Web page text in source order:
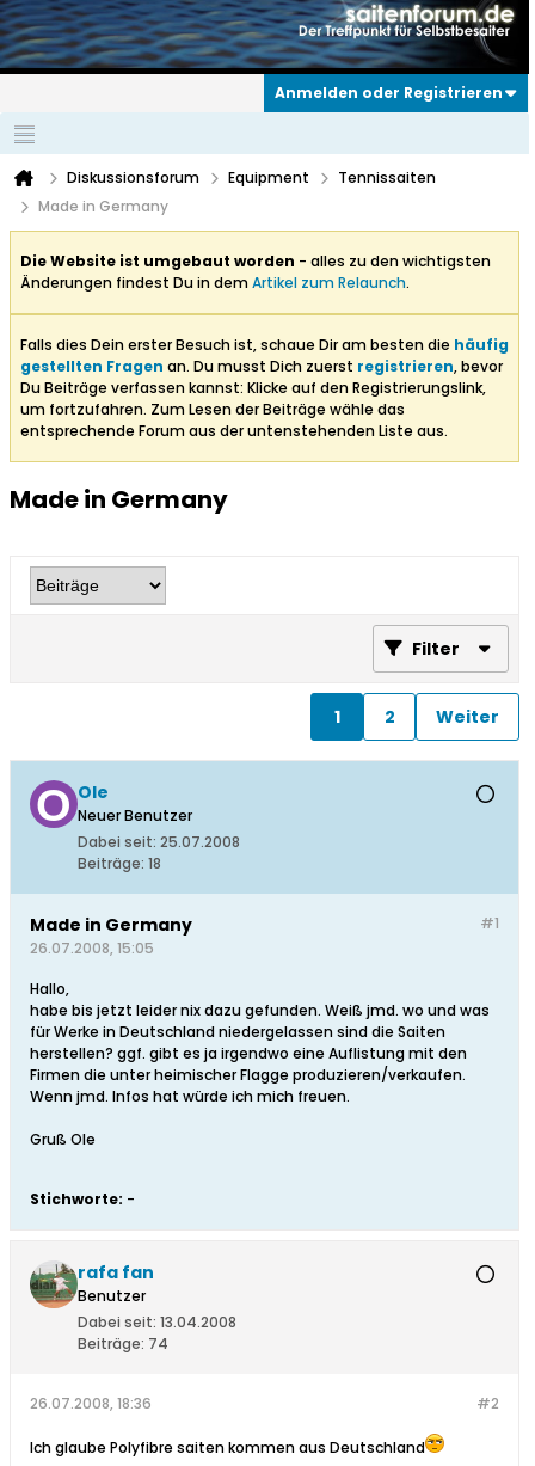
Anmelden oder Registrieren
Diskussionsforum Equipment
Tennissaiten
Made in Germany
Die Website ist umgebaut worden - alles zu den wichtigsten
Änderungen findest Du in demArtikel zum Relaunch.
Falls dies Dein erster Besuch ist, schaue Dir am besten die häufig
gestellten Fragen an. Du musst Dich zuerst registrieren, bevor
Du Beiträge verfassen kannst: Klicke auf den Registrierungslink,
um fortzufahren. Zum Lesen der Beiträge wähle das
entsprechende Forum aus der untenstehenden Liste aus.
Made in Germany
Filter
1 2 Weiter
Ole
Neuer Benutzer
Dabei seit: 25.07.2008
Beiträge: 18
#1
Made in Germany
26.07.2008, 15:05
Hallo,
habe bis jetzt leider nix dazu gefunden. Weiß jmd. wo und was
für Werke in Deutschland niedergelassen sind die Saiten
herstellen? ggf. gibt es ja irgendwo eine Auflistung mit den
Firmen die unter heimischer Flagge produzieren/verkaufen.
Wenn jmd. Infos hat würde ich mich freuen.
Gruß Ole
Stichworte: -
rafa fan
Benutzer
Dabei seit: 13.04.2008
Beiträge: 74
#2
26.07.2008, 18:36
Ich glaube Polyfibre saiten kommen aus Deutschland